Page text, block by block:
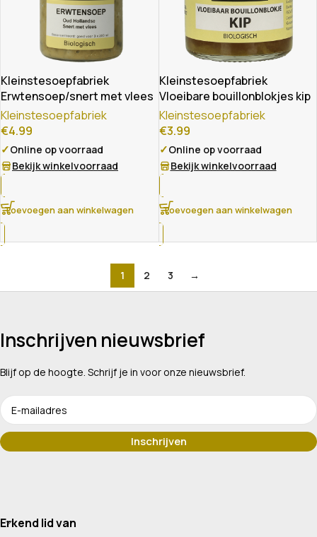
Kleinstesoepfabriek
Erwtensoep/snert met vlees
bio
Kleinstesoepfabriek
€4.99
✓Online op voorraad
Bekijk winkelvoorraad
Toevoegen aan winkelwagen
Kleinstesoepfabriek
Vloeibare bouillonblokjes kip
bio
Kleinstesoepfabriek
€3.99
✓Online op voorraad
Bekijk winkelvoorraad
Toevoegen aan winkelwagen
1 2 3 →
Inschrijven nieuwsbrief
Blijf op de hoogte. Schrijf je in voor onze nieuwsbrief.
Erkend lid van